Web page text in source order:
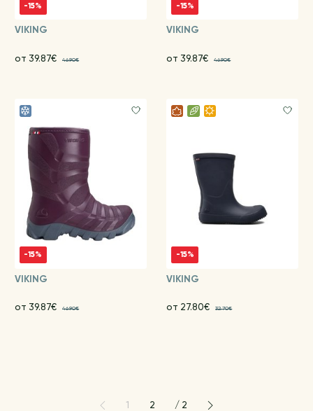
-15%
VIKING
от 39.87€ 46.90€
-15%
VIKING
от 39.87€ 46.90€
-15%
VIKING
от 39.87€ 46.90€
-15%
VIKING
от 27.80€ 32.70€
1 2 / 2